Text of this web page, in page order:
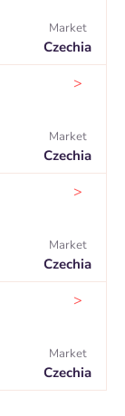
Market
Czechia
>
Market
Czechia
>
Market
Czechia
>
Market
Czechia